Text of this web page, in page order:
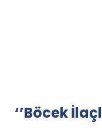
‘’Böcek